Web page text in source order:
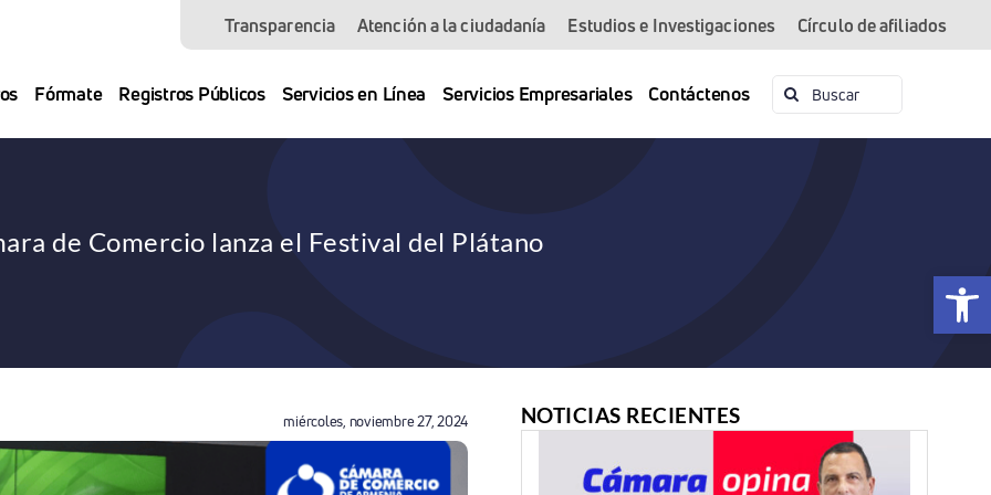
Abrir
Transparencia Atención a la ciudadanía Estudios e Investigaciones Círculo de afiliados
Fórmate Registros Públicos Servicios en Línea Servicios Empresariales Contáctenos Buscar:
de Comercio lanza el Festival del Plátano
miércoles, noviembre 27, 2024 NOTICIAS RECIENTES